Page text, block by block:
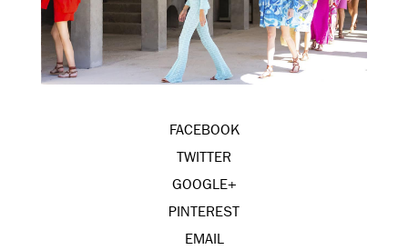
FACEBOOK
TWITTER
GOOGLE+
PINTEREST
EMAIL